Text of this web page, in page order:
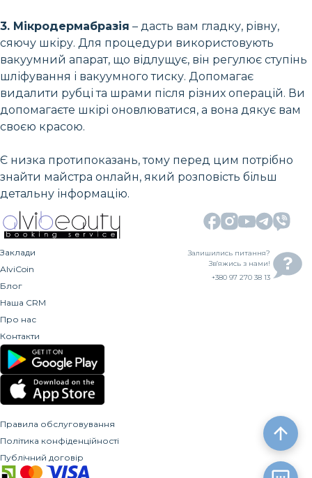
3. Мікродермабразія – дасть вам гладку, рівну,
сяючу шкіру. Для процедури використовують
вакуумний апарат, що відлущує, він регулює ступінь
шліфування і вакуумного тиску. Допомагає
видалити рубці та шрами після різних операцій. Ви
допомагаєте шкірі оновлюватися, а вона дякує вам
своєю красою.
Є низка протипоказань, тому перед цим потрібно
знайти майстра онлайн, який розповість більш
детальну інформацію.
Заклади
AlviCoin
Блог
Наша CRM
Про нас
Контакти
Залишились питання?
Зв’яжись з нами!
+380 97 270 38 13
Правила обслуговування
Політика конфіденційності
Публічний договір